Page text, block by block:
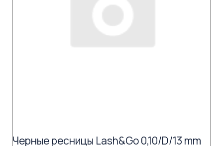
Черные ресницы Lash&Go 0,10/D/13 mm